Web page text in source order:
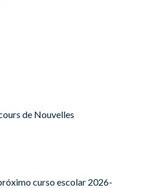
de Nouvelles
curso escolar 2026-